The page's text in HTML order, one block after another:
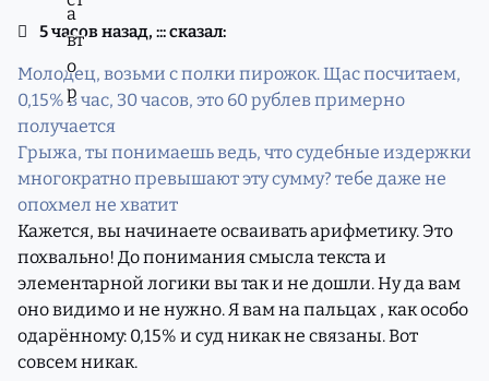
совсем приятно. Вроде в эту воду присадки какие-то
В нашем районе запроектирован горячий
водоразбор по открытой схеме. На выходе из котла
химически очищеная вода соответствует ГОСТ "Вода
питьевая". Всё правобережье района (за
исключением, быть может, некоторых новостроек)
потребляет горячую воду из тепловой сети на
законном основании. В батареях и в кране вода из
одной и той же трубы. Именно поэтому в летнее
время в нашем районе непродолжительные сроки
отключения. Из двух труб в ремонте одновременно
только одна, по второй подается горячая вода.
(ответилlib)
5 часов назад, ::: сказал:
Молодец, возьми с полки пирожок. Щас посчитаем,
0,15% в час, 30 часов, это 60 рублев примерно
получается
Грыжа, ты понимаешь ведь, что судебные издержки
многократно превышают эту сумму? тебе даже не
опохмел не хватит
Кажется, вы начинаете осваивать арифметику. Это
похвально! До понимания смысла текста и
элементарной логики вы так и не дошли. Ну да вам
оно видимо и не нужно. Я вам на пальцах , как особо
одарённому: 0,15% и суд никак не связаны. Вот
совсем никак.